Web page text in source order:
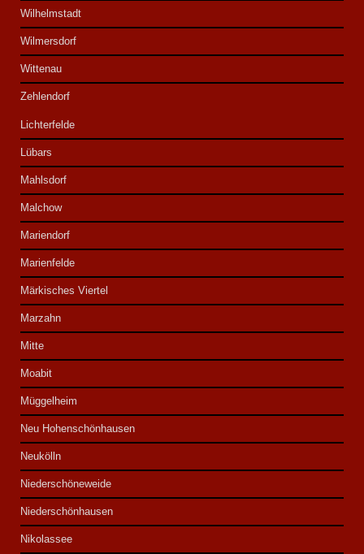
Wilhelmstadt
Wilmersdorf
Wittenau
Zehlendorf
Lichterfelde
Lübars
Mahlsdorf
Malchow
Mariendorf
Marienfelde
Märkisches Viertel
Marzahn
Mitte
Moabit
Müggelheim
Neu Hohenschönhausen
Neukölln
Niederschöneweide
Niederschönhausen
Nikolassee